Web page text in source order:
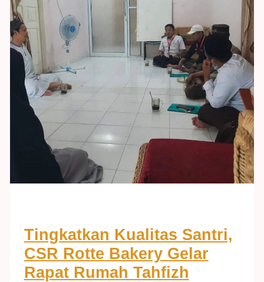
Tingkatkan Kualitas Santri,
CSR Rotte Bakery Gelar
Rapat Rumah Tahfizh